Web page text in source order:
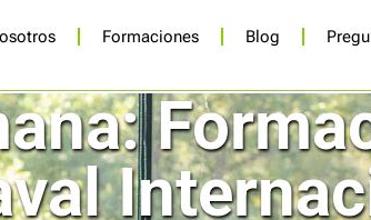
Formaciones Blog